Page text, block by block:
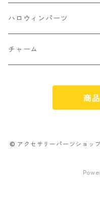
パン
ゼリー
雑貨系
シーズン系
アルファベット
単文字
スマイル
フラワー お花
ミックスタイプ
ピアスパーツ
ヘアーパーツ
カニカン
デコパーツ 貼り付けパー
OPP袋
アクリルビーズ
フレークシュガー
サンキュー
クリスマス
フレークシュガー
ハロウィンパーツ
おばけ
チャーム
アルファベット
商
© アクセサリーパーツショッ